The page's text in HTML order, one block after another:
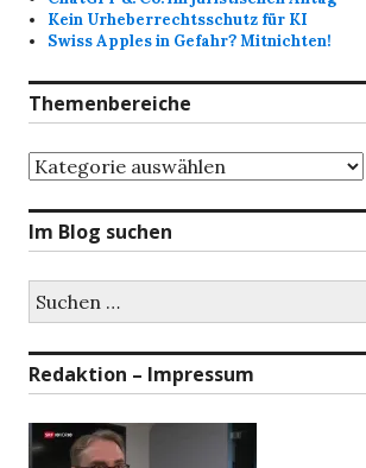
Kein Urheberrechtsschutz für KI
Swiss Apples in Gefahr? Mitnichten!
Themenbereiche
Themenbereiche
Im Blog suchen
nach:
Redaktion – Impressum